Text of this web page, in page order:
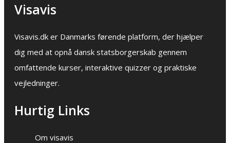
Visavis
Visavis.dk er Danmarks førende platform, der hjælper
dig med at opnå dansk statsborgerskab gennem
omfattende kurser, interaktive quizzer og praktiske
vejledninger.
Hurtig Links
Om visavis